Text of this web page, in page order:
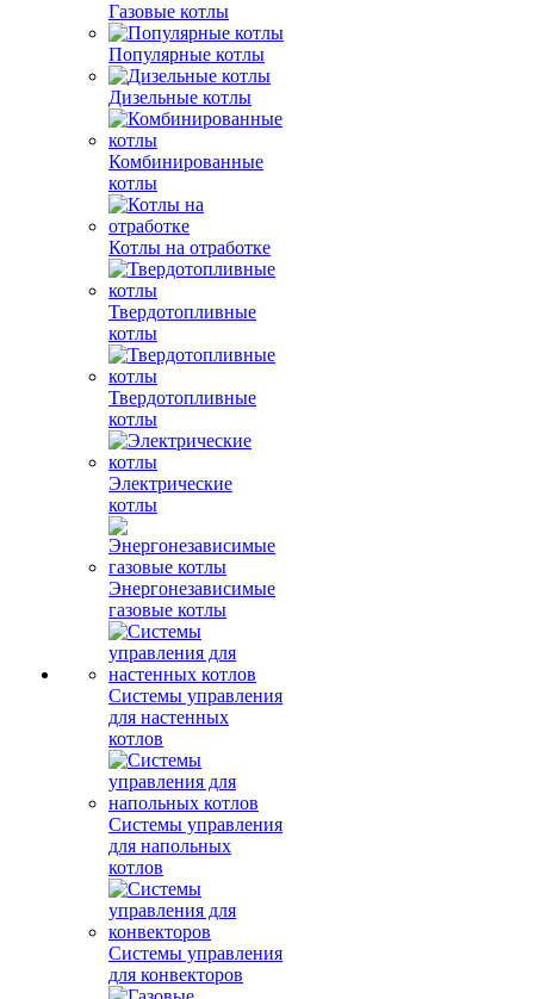
Газовые котлы
Популярные котлы
Дизельные котлы
Комбинированные
котлы
Котлы на отработке
Твердотопливные
котлы
Твердотопливные
котлы
Электрические
котлы
Энергонезависимые
газовые котлы
Системы управления
для настенных
котлов
Системы управления
для напольных
котлов
Системы управления
для конвекторов